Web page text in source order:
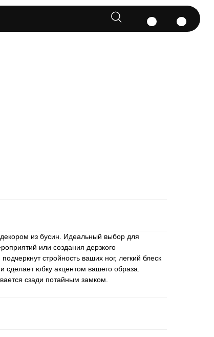
из бусин. Идеальный выбор для
или создания дерзкого
стройность ваших ног, легкий блеск
юбку акцентом вашего образа.
сзади потайным замком.